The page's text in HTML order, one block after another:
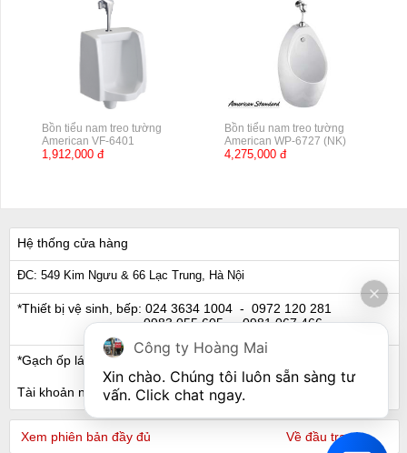
Bồn tiểu nam treo tường
American VF-6401
1,912,000 đ
Bồn tiểu nam treo tường
American WP-6727 (NK)
4,275,000 đ
Hệ thống cửa hàng
ĐC: 549 Kim Ngưu & 66 Lạc Trung, Hà Nội
*Thiết bị vệ sinh, bếp: 024 3634 1004 - 0972 120 281
0983 055 605- 0981 067 466
*Gạch ốp lát, Ngói: 024 3632 0280 - 0911 441 066
Tài khoản ngân hàng
Xem phiên bản đầy đủ Về đầu trang
Công ty Hoàng Mai
Xin chào. Chúng tôi luôn sẵn sàng tư
vấn. Click chat ngay.